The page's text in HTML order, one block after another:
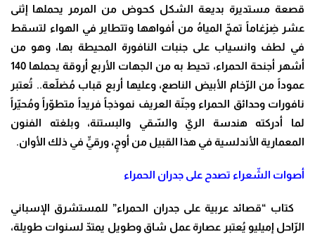
قصعة مستديرة بديعة الشكل كحوض من المرمر يحملها إثنى
عشر ضِرْغاماً تمجّ المياهُ من أفواهها وتتطاير في الهواء لتسقط
في لطف وانسياب على جنبات النافورة المحيطة بها، وهو من
أشهر أجنحة الحمراء، تحيط به من الجهات الأربع أروقة يحملها 140
عموداً من الرّخام الأبيض الناصع، وعليها أربع قباب مُضلّعة.. تُعتبر
نافورات وحدائق الحمراء وجنّة العريف نموذجاً فريداً متطوّراً ومُحيّراً
لما أدركته هندسة الريّ والسّقي والبستنة، وبلغته الفنون
المعمارية الأندلسية في هذا القبيل من أوجٍ، ورقيٍّ في ذلك الأوان.
أصوات الشّعراء تصدح على جدران الحمراء
كتاب “قصائد عربية على جدران الحمراء” للمستشرق الإسباني
الرّاحل إميليو يُعتبر عصارة عمل شاق وطويل يمتدّ لسنوات طويلة،